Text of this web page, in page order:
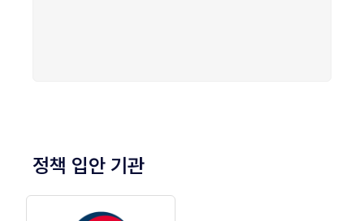
정책 입안 기관